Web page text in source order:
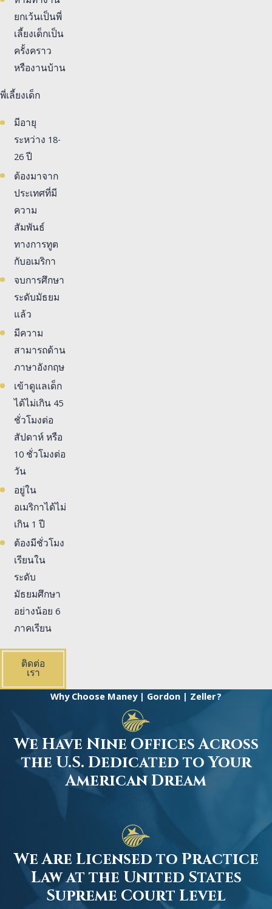
ยกเว้นเป็นพี่
เลี้ยงเด็กเป็น
ครั้งคราว
หรืองานบ้าน
พี่เลี้ยงเด็ก
มีอายุ
ระหว่าง 18-
26 ปี
ต้องมาจาก
ประเทศที่มี
ความ
สัมพันธ์
ทางการทูต
กับอเมริกา
จบการศึกษา
ระดับมัธยม
แล้ว
มีความ
สามารถด้าน
ภาษาอังกฤษ
เข้าดูแลเด็ก
ได้ไม่เกิน 45
ชั่วโมงต่อ
สัปดาห์ หรือ
10 ชั่วโมงต่อ
วัน
อยู่ใน
อเมริกาได้ไม่
เกิน 1 ปี
ต้องมีชั่วโมง
เรียนใน
ระดับ
มัธยมศึกษา
อย่างน้อย 6
ภาคเรียน
ติดต่อ
เรา
Why Choose Maney | Gordon | Zeller?
We Have Nine Offices Across
the U.S. Dedicated to Your
American Dream
We Are Licensed to Practice
Law at the United States
Supreme Court Level